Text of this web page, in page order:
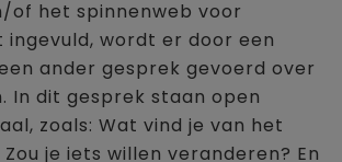
of het spinnenweb voor
ingevuld, wordt er door een
ander gesprek gevoerd over
In dit gesprek staan open
zoals: Wat vind je van het
je iets willen veranderen? En